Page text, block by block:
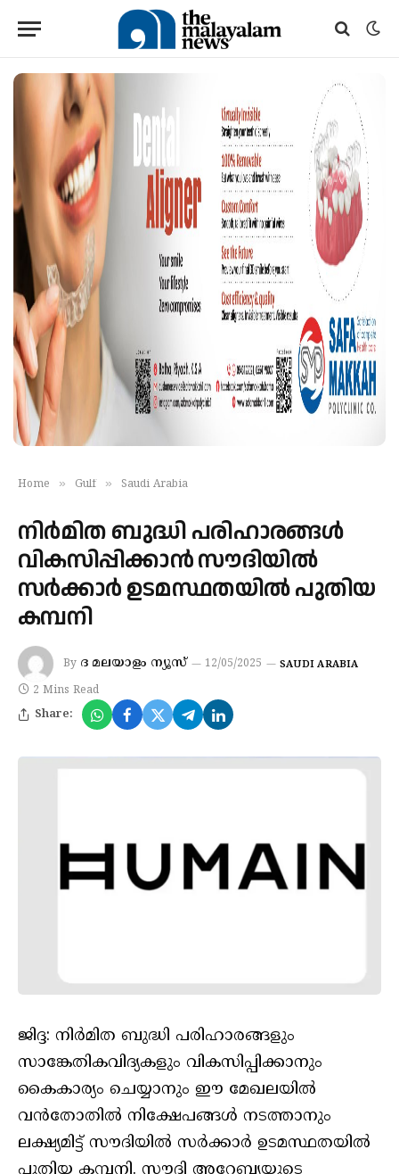
Home » Gulf » Saudi Arabia
നിര്‍മിത ബുദ്ധി പരിഹാരങ്ങള്‍
വികസിപ്പിക്കാന്‍ സൗദിയില്‍
സര്‍ക്കാര്‍ ഉടമസ്ഥതയില്‍ പുതിയ
കമ്പനി
By ദ മലയാളം ന്യൂസ് 12/05/2025 SAUDI ARABIA
2 Mins Read
Share:
ജിദ്ദ: നിര്‍മിത ബുദ്ധി പരിഹാരങ്ങളും
സാങ്കേതികവിദ്യകളും വികസിപ്പിക്കാനും
കൈകാര്യം ചെയ്യാനും ഈ മേഖലയില്‍
വന്‍തോതില്‍ നിക്ഷേപങ്ങള്‍ നടത്താനും
ലക്ഷ്യമിട്ട് സൗദിയില്‍ സര്‍ക്കാര്‍ ഉടമസ്ഥതയില്‍
പുതിയ കമ്പനി. സൗദി അറേബ്യയുടെ